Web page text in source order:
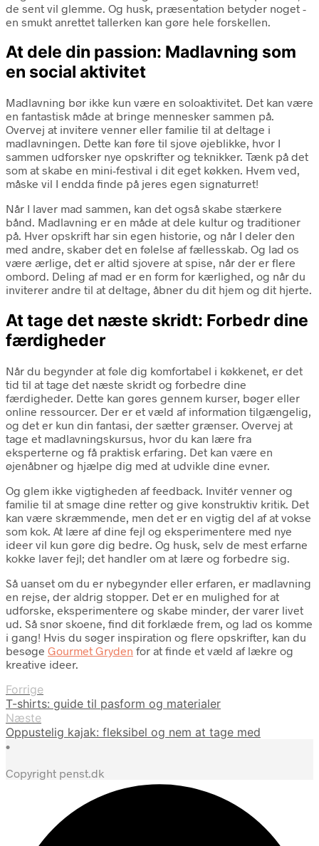
de sent vil glemme. Og husk, præsentation betyder noget -
en smukt anrettet tallerken kan gøre hele forskellen.
At dele din passion: Madlavning som
en social aktivitet
Madlavning bør ikke kun være en soloaktivitet. Det kan være
en fantastisk måde at bringe mennesker sammen på.
Overvej at invitere venner eller familie til at deltage i
madlavningen. Dette kan føre til sjove øjeblikke, hvor I
sammen udforsker nye opskrifter og teknikker. Tænk på det
som at skabe en mini-festival i dit eget køkken. Hvem ved,
måske vil I endda finde på jeres egen signaturret!
Når I laver mad sammen, kan det også skabe stærkere
bånd. Madlavning er en måde at dele kultur og traditioner
på. Hver opskrift har sin egen historie, og når I deler den
med andre, skaber det en følelse af fællesskab. Og lad os
være ærlige, det er altid sjovere at spise, når der er flere
ombord. Deling af mad er en form for kærlighed, og når du
inviterer andre til at deltage, åbner du dit hjem og dit hjerte.
At tage det næste skridt: Forbedr dine
færdigheder
Når du begynder at føle dig komfortabel i køkkenet, er det
tid til at tage det næste skridt og forbedre dine
færdigheder. Dette kan gøres gennem kurser, bøger eller
online ressourcer. Der er et væld af information tilgængelig,
og det er kun din fantasi, der sætter grænser. Overvej at
tage et madlavningskursus, hvor du kan lære fra
eksperterne og få praktisk erfaring. Det kan være en
øjenåbner og hjælpe dig med at udvikle dine evner.
Og glem ikke vigtigheden af feedback. Invitér venner og
familie til at smage dine retter og give konstruktiv kritik. Det
kan være skræmmende, men det er en vigtig del af at vokse
som kok. At lære af dine fejl og eksperimentere med nye
ideer vil kun gøre dig bedre. Og husk, selv de mest erfarne
kokke laver fejl; det handler om at lære og forbedre sig.
Så uanset om du er nybegynder eller erfaren, er madlavning
en rejse, der aldrig stopper. Det er en mulighed for at
udforske, eksperimentere og skabe minder, der varer livet
ud. Så snør skoene, find dit forklæde frem, og lad os komme
i gang! Hvis du søger inspiration og flere opskrifter, kan du
besøge Gourmet Gryden for at finde et væld af lækre og
kreative ideer.
Forrige
T-shirts: guide til pasform og materialer
Næste
Oppustelig kajak: fleksibel og nem at tage med
•
Copyright penst.dk